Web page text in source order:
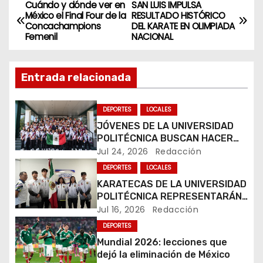
N
a
e
g
a
c
i
ó
n
d
SAN LUIS IMPULSA
RESULTADO HISTÓRICO
DEL KARATE EN OLIMPIADA
NACIONAL
Cuándo y dónde ver en
México el Final Four de la
Concachampions
Femenil
Entrada relacionada
DEPORTES LOCALES
JÓVENES DE LA UNIVERSIDAD
POLITÉCNICA BUSCAN HACER
HISTORIA EN MUNDIAL DE
KARATE
Jul 24, 2026 Redacción
DEPORTES LOCALES
KARATECAS DE LA UNIVERSIDAD
POLITÉCNICA REPRESENTARÁN
A MÉXICO EN RUMANÍA
Jul 16, 2026 Redacción
DEPORTES
Mundial 2026: lecciones que
dejó la eliminación de México